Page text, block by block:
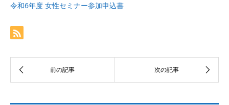
令和6年度 女性セミナー参加申込書